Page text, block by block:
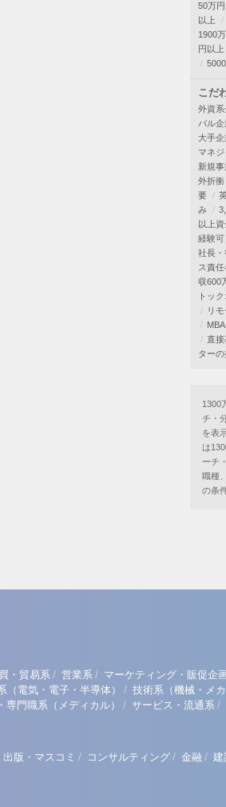
50万
以上
1900
円以上
こだ
外資系
バル企
大手企
マネジ
新規
外折衝
要
み
以上
経験可
社長
ス責
収600
トッ
リ
直接
ター
1300
チ・
を表
は
ーチ
職種
の条
・貿易系 / 営業系 / マーケティング・販促企
（電気・電子・半導体） / 技術系（機械・メカ
専門職系（メディカル） / サービス・流通系 /
出版・マスコミ / コンサルティング / 金融 / 建